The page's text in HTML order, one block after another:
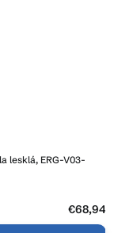
lesklá, ERG-V03-
€68,94